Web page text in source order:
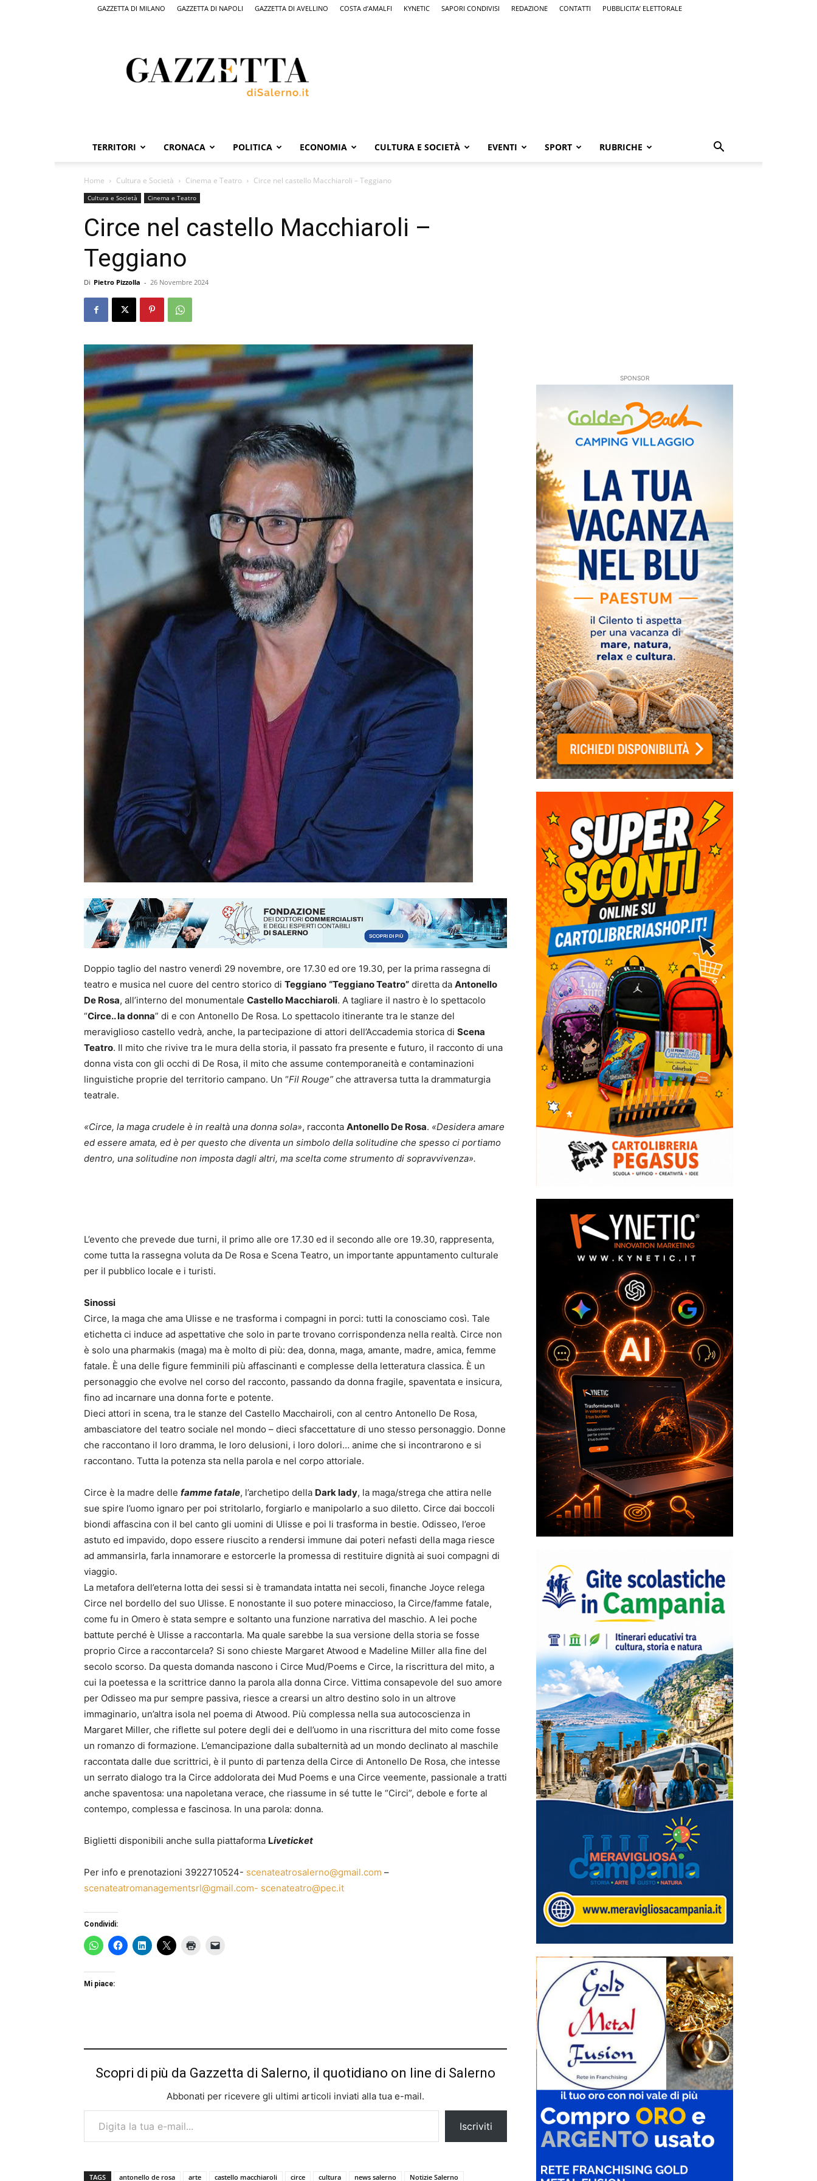
GAZZETTA DI MILANO GAZZETTA DI NAPOLI GAZZETTA DI AVELLINO COSTA d’AMALFI KYNETIC SAPORI CONDIVISI REDAZIONE CONTATTI PUBBLICITA’ ELETTORALE
Salerno,
il
quotidiano
Salerno
TERRITORI CRONACA POLITICA ECONOMIA CULTURA E SOCIETÀ EVENTI SPORT RUBRICHE
Home Cultura e Società Cinema e Teatro Circe nel castello Macchiaroli – Teggiano
Cultura e Società Cinema e Teatro
Circe nel castello Macchiaroli –
Teggiano
Di Pietro Pizzolla - 26 Novembre 2024
Doppio taglio del nastro venerdì 29 novembre, ore 17.30 ed ore 19.30, per la prima rassegna di
teatro e musica nel cuore del centro storico di Teggiano “Teggiano Teatro” diretta da Antonello
De Rosa, all’interno del monumentale Castello Macchiaroli. A tagliare il nastro è lo spettacolo
“Circe.. la donna” di e con Antonello De Rosa. Lo spettacolo itinerante tra le stanze del
meraviglioso castello vedrà, anche, la partecipazione di attori dell’Accademia storica di Scena
Teatro. Il mito che rivive tra le mura della storia, il passato fra presente e futuro, il racconto di una
donna vista con gli occhi di De Rosa, il mito che assume contemporaneità e contaminazioni
linguistiche proprie del territorio campano. Un “Fil Rouge” che attraversa tutta la drammaturgia
teatrale.
«Circe, la maga crudele è in realtà una donna sola», racconta Antonello De Rosa. «Desidera amare
ed essere amata, ed è per questo che diventa un simbolo della solitudine che spesso ci portiamo
dentro, una solitudine non imposta dagli altri, ma scelta come strumento di sopravvivenza».
L’evento che prevede due turni, il primo alle ore 17.30 ed il secondo alle ore 19.30, rappresenta,
come tutta la rassegna voluta da De Rosa e Scena Teatro, un importante appuntamento culturale
per il pubblico locale e i turisti.
Sinossi
Circe, la maga che ama Ulisse e ne trasforma i compagni in porci: tutti la conosciamo così. Tale
etichetta ci induce ad aspettative che solo in parte trovano corrispondenza nella realtà. Circe non
è solo una pharmakis (maga) ma è molto di più: dea, donna, maga, amante, madre, amica, femme
fatale. È una delle figure femminili più affascinanti e complesse della letteratura classica. È un
personaggio che evolve nel corso del racconto, passando da donna fragile, spaventata e insicura,
fino ad incarnare una donna forte e potente.
Dieci attori in scena, tra le stanze del Castello Macchairoli, con al centro Antonello De Rosa,
ambasciatore del teatro sociale nel mondo – dieci sfaccettature di uno stesso personaggio. Donne
che raccontano il loro dramma, le loro delusioni, i loro dolori… anime che si incontrarono e si
raccontano. Tutta la potenza sta nella parola e nel corpo attoriale.
Circe è la madre delle famme fatale, l’archetipo della Dark lady, la maga/strega che attira nelle
sue spire l’uomo ignaro per poi stritolarlo, forgiarlo e manipolarlo a suo diletto. Circe dai boccoli
biondi affascina con il bel canto gli uomini di Ulisse e poi li trasforma in bestie. Odisseo, l’eroe
astuto ed impavido, dopo essere riuscito a rendersi immune dai poteri nefasti della maga riesce
ad ammansirla, farla innamorare e estorcerle la promessa di restituire dignità ai suoi compagni di
viaggio.
La metafora dell’eterna lotta dei sessi si è tramandata intatta nei secoli, finanche Joyce relega
Circe nel bordello del suo Ulisse. E nonostante il suo potere minaccioso, la Circe/famme fatale,
come fu in Omero è stata sempre e soltanto una funzione narrativa del maschio. A lei poche
battute perché è Ulisse a raccontarla. Ma quale sarebbe la sua versione della storia se fosse
proprio Circe a raccontarcela? Si sono chieste Margaret Atwood e Madeline Miller alla fine del
secolo scorso. Da questa domanda nascono i Circe Mud/Poems e Circe, la riscrittura del mito, a
cui la poetessa e la scrittrice danno la parola alla donna Circe. Vittima consapevole del suo amore
per Odisseo ma pur sempre passiva, riesce a crearsi un altro destino solo in un altrove
immaginario, un’altra isola nel poema di Atwood. Più complessa nella sua autocoscienza in
Margaret Miller, che riflette sul potere degli dei e dell’uomo in una riscrittura del mito come fosse
un romanzo di formazione. L’emancipazione dalla subalternità ad un mondo declinato al maschile
raccontata dalle due scrittrici, è il punto di partenza della Circe di Antonello De Rosa, che intesse
un serrato dialogo tra la Circe addolorata dei Mud Poems e una Circe veemente, passionale a tratti
anche spaventosa: una napoletana verace, che riassume in sé tutte le “Circi”, debole e forte al
contempo, complessa e fascinosa. In una parola: donna.
Biglietti disponibili anche sulla piattaforma Liveticket
Per info e prenotazioni 3922710524- scenateatrosalerno@gmail.com –
scenateatromanagementsrl@gmail.com- scenateatro@pec.it
Condividi:
Mi piace:
Scopri di più da Gazzetta di Salerno, il quotidiano on line di Salerno
Abbonati per ricevere gli ultimi articoli inviati alla tua e-mail.
Digita la tua e-mail...
Iscriviti
TAGS antonello de rosa arte castello macchiaroli circe cultura news salerno Notizie Salerno
SPONSOR